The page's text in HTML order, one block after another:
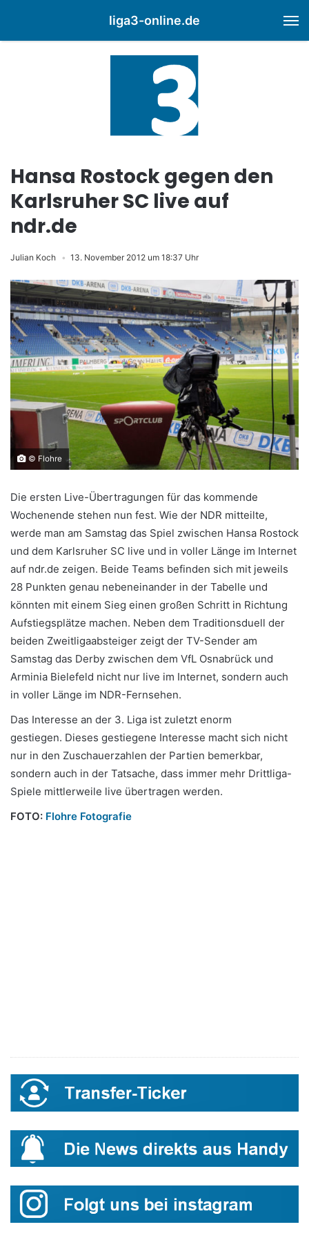
liga3-online.de
Hansa Rostock gegen den
Karlsruher SC live auf
ndr.de
Julian Koch 13. November 2012 um 18:37 Uhr
© Flohre
Die ersten Live-Übertragungen für das kommende
Wochenende stehen nun fest. Wie der NDR mitteilte,
werde man am Samstag das Spiel zwischen Hansa Rostock
und dem Karlsruher SC live und in voller Länge im Internet
auf ndr.de zeigen. Beide Teams befinden sich mit jeweils
28 Punkten genau nebeneinander in der Tabelle und
könnten mit einem Sieg einen großen Schritt in Richtung
Aufstiegsplätze machen. Neben dem Traditionsduell der
beiden Zweitligaabsteiger zeigt der TV-Sender am
Samstag das Derby zwischen dem VfL Osnabrück und
Arminia Bielefeld nicht nur live im Internet, sondern auch
in voller Länge im NDR-Fernsehen.
Das Interesse an der 3. Liga ist zuletzt enorm
gestiegen. Dieses gestiegene Interesse macht sich nicht
nur in den Zuschauerzahlen der Partien bemerkbar,
sondern auch in der Tatsache, dass immer mehr Drittliga-
Spiele mittlerweile live übertragen werden.
FOTO: Flohre Fotografie